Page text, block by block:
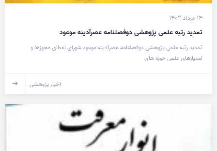
۱۴ مرداد ۱۴۰۲
تمدید رتبه علمی پژوهشی دوفصلنامه عصرآدینه موعود
تمدید رتبه علمی پژوهشی دوفصلنامه عصرآدینه موعود شورای اعطای مجوزها و
امتیازهای علمی حوزه های
اخبار پژوهشی